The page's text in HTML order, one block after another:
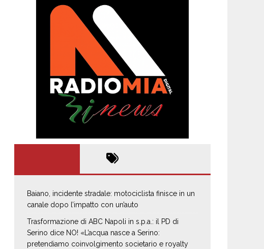
Baiano, incidente stradale: motociclista finisce in un
canale dopo l’impatto con un’auto
Trasformazione di ABC Napoli in s.p.a.: il PD di
Serino dice NO! «L’acqua nasce a Serino:
pretendiamo coinvolgimento societario e royalty